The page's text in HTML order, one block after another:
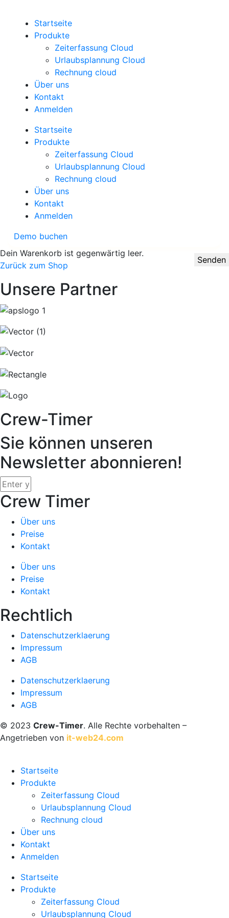
Startseite
Produkte
Zeiterfassung Cloud
Urlaubsplannung Cloud
Rechnung cloud
Über uns
Kontakt
Anmelden
Startseite
Produkte
Zeiterfassung Cloud
Urlaubsplannung Cloud
Rechnung cloud
Über uns
Kontakt
Anmelden
Demo buchen
Dein Warenkorb ist gegenwärtig leer.
Zurück zum Shop
Unsere Partner
Crew-Timer
Sie können unseren
Newsletter abonnieren!
Senden
Crew Timer
Über uns
Preise
Kontakt
Über uns
Preise
Kontakt
Rechtlich
Datenschutzerklaerung
Impressum
AGB
Datenschutzerklaerung
Impressum
AGB
© 2023 Crew-Timer. Alle Rechte vorbehalten –
Angetrieben von it-web24.com
Startseite
Produkte
Zeiterfassung Cloud
Urlaubsplannung Cloud
Rechnung cloud
Über uns
Kontakt
Anmelden
Startseite
Produkte
Zeiterfassung Cloud
Urlaubsplannung Cloud